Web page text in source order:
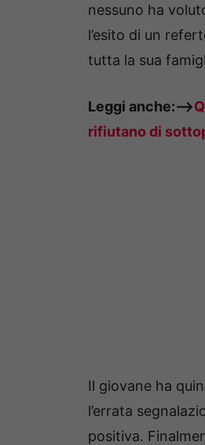
nessuno ha
l’esito di un
tutta la sua
Leggi anche:—>
rifiutano di
Il giovane ha
l’errata
positiva.